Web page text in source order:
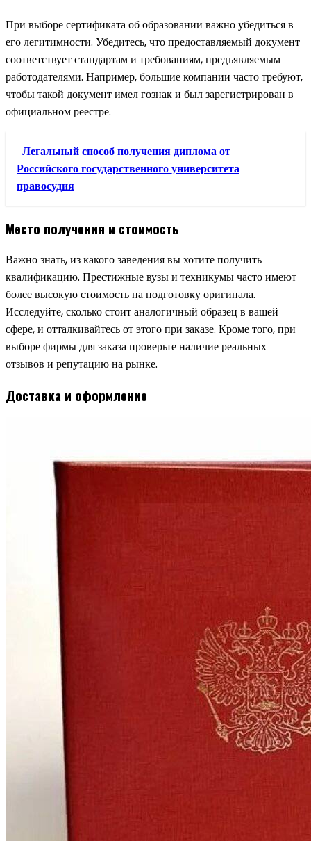
При выборе сертификата об образовании важно убедиться в
его легитимности. Убедитесь, что предоставляемый документ
соответствует стандартам и требованиям, предъявляемым
работодателями. Например, большие компании часто требуют,
чтобы такой документ имел гознак и был зарегистрирован в
официальном реестре.
Легальный способ получения диплома от
Российского государственного университета
правосудия
Место получения и стоимость
Важно знать, из какого заведения вы хотите получить
квалификацию. Престижные вузы и техникумы часто имеют
более высокую стоимость на подготовку оригинала.
Исследуйте, сколько стоит аналогичный образец в вашей
сфере, и отталкивайтесь от этого при заказе. Кроме того, при
выборе фирмы для заказа проверьте наличие реальных
отзывов и репутацию на рынке.
Доставка и оформление